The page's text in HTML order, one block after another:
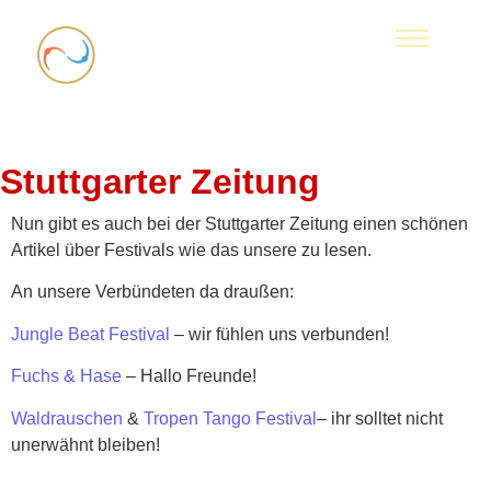
Stuttgarter Zeitung
Nun gibt es auch bei der Stuttgarter Zeitung einen schönen
Artikel über Festivals wie das unsere zu lesen.
An unsere Verbündeten da draußen:
Jungle Beat Festival – wir fühlen uns verbunden!
Fuchs & Hase – Hallo Freunde!
Waldrauschen & Tropen Tango Festival – ihr solltet nicht
unerwähnt bleiben!